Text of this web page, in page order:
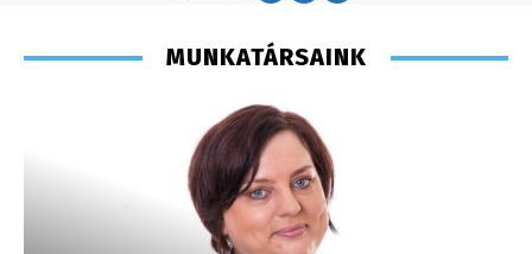
MUNKATÁRSAINK